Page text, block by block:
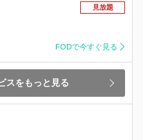
見放題
FODで今すぐ見る
スをもっと見る